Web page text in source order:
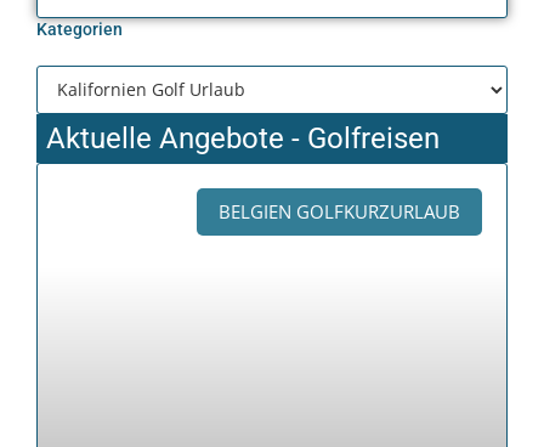
Kategorien
Aktuelle Angebote - Golfreisen
BELGIEN GOLFKURZURLAUB